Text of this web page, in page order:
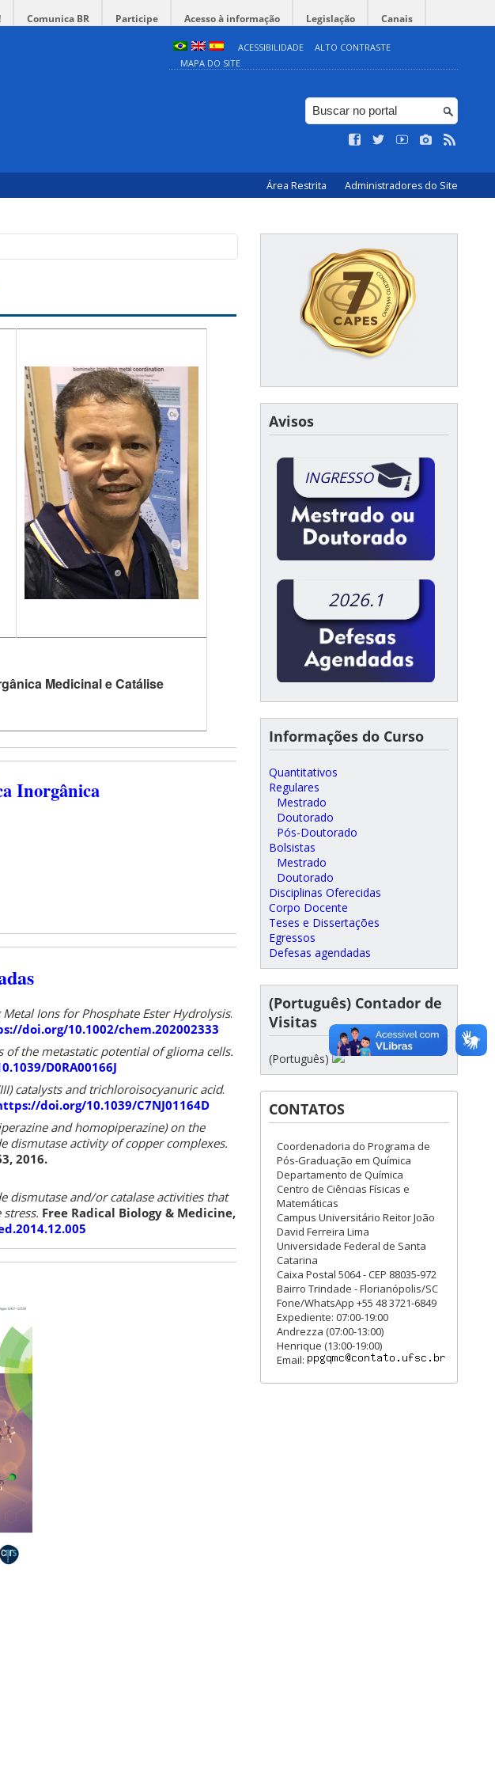
Comunica BR Participe Acesso à informação Legislação Canais
ACESSIBILIDADE
ALTO CONTRASTE
MAPA DO SITE
Área Restrita Administradores do Site
Medicinal e Catálise
Inorgânica
Ions for Phosphate Ester Hydrolysis.
doi.org/10.1002/chem.202002333
the metastatic potential of glioma cells.
D0RA00166J
catalysts and trichloroisocyanuric acid.
doi.org/10.1039/C7NJ01164D
and homopiperazine) on the
dismutase activity of copper complexes.
2016.
dismutase and/or catalase activities that
Free Radical Biology & Medicine,
Avisos
INGRESSO
2026.1
Informações do Curso
Quantitativos
Regulares
Mestrado
Doutorado
Pós-Doutorado
Bolsistas
Mestrado
Doutorado
Disciplinas Oferecidas
Corpo Docente
Teses e Dissertações
Egressos
Defesas agendadas
(Português) Contador de
Visitas
(Português)
CONTATOS
Coordenadoria do Programa de
Pós-Graduação em Química
Departamento de Química
Centro de Ciências Físicas e
Matemáticas
Campus Universitário Reitor João
David Ferreira Lima
Universidade Federal de Santa
Catarina
Caixa Postal 5064 - CEP 88035-972
Bairro Trindade - Florianópolis/SC
Fone/WhatsApp +55 48 3721-6849
Expediente: 07:00-19:00
Andrezza (07:00-13:00)
Henrique (13:00-19:00)
Email: